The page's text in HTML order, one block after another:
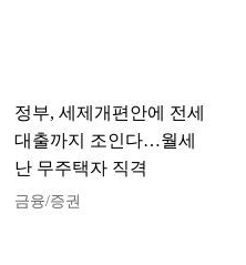
정부, 세제개편안에 전세
대출까지 조인다…월세
난 무주택자 직격
금융/증권